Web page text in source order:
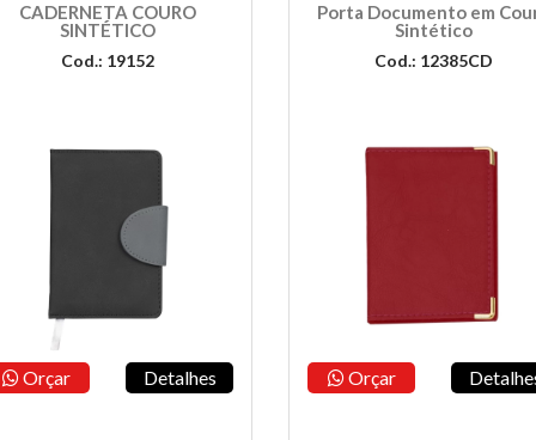
CADERNETA COURO
SINTÉTICO
Cod.: 19152
Orçar Detalhes
Porta Documento em
Sintético
Cod.: 12385CD
Orçar